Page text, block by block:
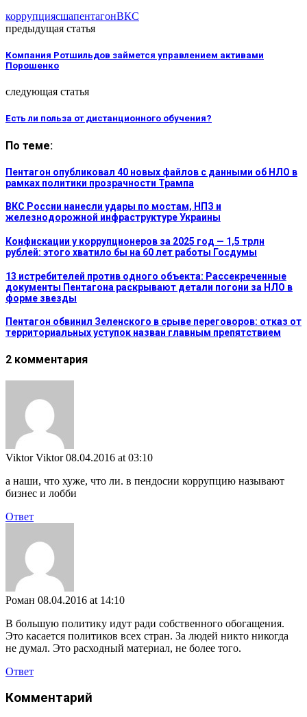
коррупциясшапентагонВКС
предыдущая статья
Компания Ротшильдов займется управлением активами
Порошенко
следующая статья
Есть ли польза от дистанционного обучения?
По теме:
Пентагон опубликовал 40 новых файлов с данными об НЛО в
рамках политики прозрачности Трампа
ВКС России нанесли удары по мостам, НПЗ и
железнодорожной инфраструктуре Украины
Конфискации у коррупционеров за 2025 год — 1,5 трлн
рублей: этого хватило бы на 60 лет работы Госдумы
13 истребителей против одного объекта: Рассекреченные
документы Пентагона раскрывают детали погони за НЛО в
форме звезды
Пентагон обвинил Зеленского в срыве переговоров: отказ от
территориальных уступок назван главным препятствием
2 комментария
Viktor Viktor 08.04.2016 at 03:10
а наши, что хуже, что ли. в пендосии коррупцию называют
бизнес и лобби
Ответ
Роман 08.04.2016 at 14:10
В большую политику идут ради собственного обогащения.
Это касается политиков всех стран. За людей никто никогда
не думал. Это расходный материал, не более того.
Ответ
Комментарий